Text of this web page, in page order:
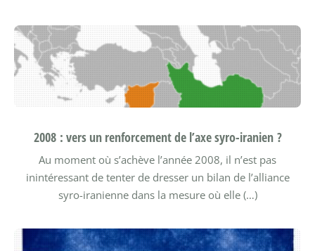
2008 : vers un renforcement de l’axe syro-iranien ?
Au moment où s’achève l’année 2008, il n’est pas
inintéressant de tenter de dresser un bilan de l’alliance
syro-iranienne dans la mesure où elle (…)